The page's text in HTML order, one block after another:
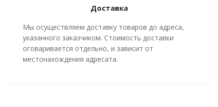
и СТ 4937-001-18929664-04.
Доставка
Мы осуществляем доставку товаров до адреса,
указанного заказчиком. Стоимость доставки
оговаривается отдельно, и зависит от
местонахождения адресата.